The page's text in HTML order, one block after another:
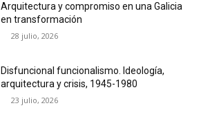
Arquitectura y compromiso en una Galicia
en transformación
28 julio, 2026
Disfuncional funcionalismo. Ideología,
arquitectura y crisis, 1945-1980
23 julio, 2026